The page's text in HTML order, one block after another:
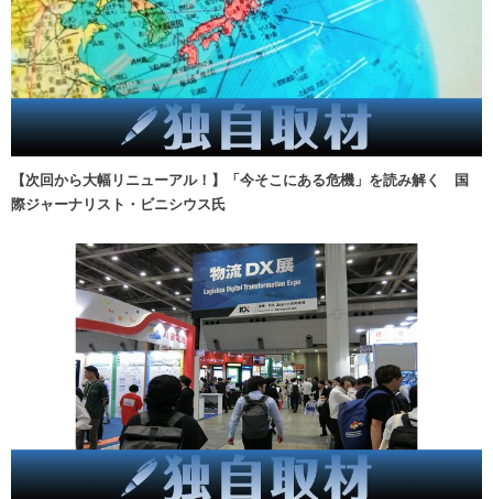
【次回から大幅リニューアル！】「今そこにある危機」を読み解く 国
際ジャーナリスト・ビニシウス氏